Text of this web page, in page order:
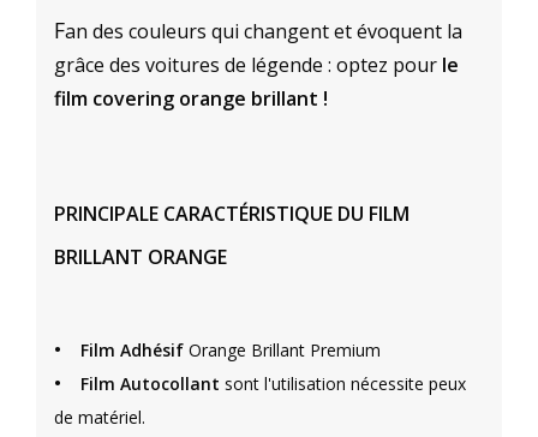
Fan des couleurs qui changent et évoquent la
grâce des voitures de légende : optez pour le
film covering orange brillant !
PRINCIPALE CARACTÉRISTIQUE DU FILM
BRILLANT ORANGE
• Film Adhésif Orange Brillant Premium
• Film Autocollant sont l'utilisation nécessite peux
de matériel.